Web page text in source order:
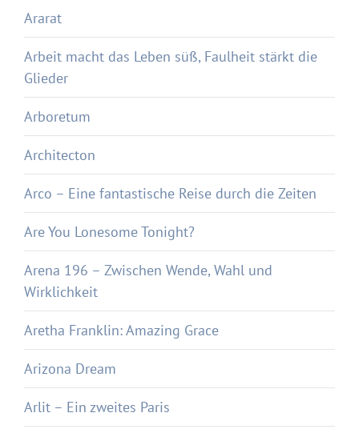
Ararat
Arbeit macht das Leben süß, Faulheit stärkt die
Glieder
Arboretum
Architecton
Arco – Eine fantastische Reise durch die Zeiten
Are You Lonesome Tonight?
Arena 196 – Zwischen Wende, Wahl und
Wirklichkeit
Aretha Franklin: Amazing Grace
Arizona Dream
Arlit – Ein zweites Paris